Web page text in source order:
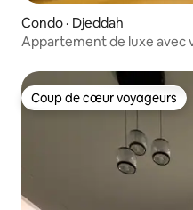
Condo · Djeddah
Appartement de luxe avec
Coup de cœur voyageurs
Coup de cœur voyageurs